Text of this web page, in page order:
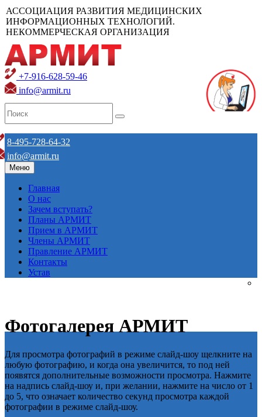
АССОЦИАЦИЯ РАЗВИТИЯ МЕДИЦИНСКИХ
ИНФОРМАЦИОННЫХ ТЕХНОЛОГИЙ.
НЕКОММЕРЧЕСКАЯ ОРГАНИЗАЦИЯ
+7-916-628-59-46
info@armit.ru
8-495-728-64-32
info@armit.ru
Меню
Главная
О нас
Зачем вступать?
Планы АРМИТ
Прием в АРМИТ
Члены АРМИТ
Правление АРМИТ
Контакты
Устав
Фотогалерея АРМИТ
Для просмотра фотографий в режиме слайд-шоу щелкните на
любую фотографию, и когда она увеличится, то под ней
появятся дополнительные возможности просмотра. Нажмите
на надпись слайд-шоу и, при желании, нажмите на число от 1
до 5, что означает количество секунд просмотра каждой
фотографии в режиме слайд-шоу.